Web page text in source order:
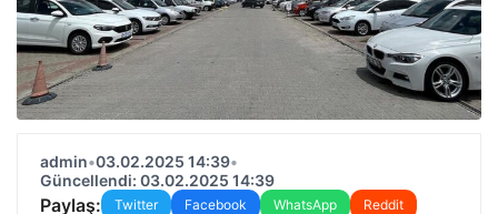
admin•03.02.2025 14:39•
Güncellendi: 03.02.2025 14:39
Paylaş: Twitter Facebook WhatsApp
Reddit